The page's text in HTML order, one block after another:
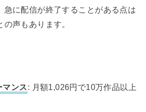
急に配信が終了することがある点は
声もあります。
マンス: 月額1,026円で10万作品以上